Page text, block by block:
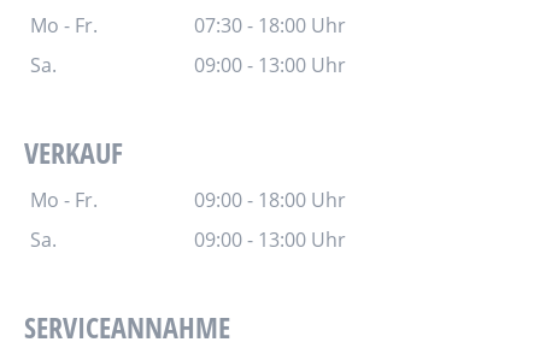
Mo - Fr.
07:30 - 18:00 Uhr
Sa.
09:00 - 13:00 Uhr
VERKAUF
Mo - Fr.
09:00 - 18:00 Uhr
Sa.
09:00 - 13:00 Uhr
SERVICEANNAHME